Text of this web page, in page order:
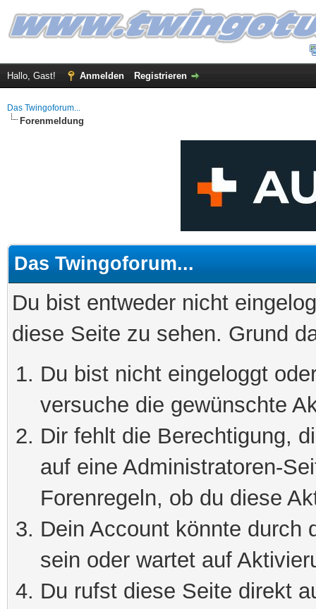
Hallo, Gast! Anmelden Registrieren
Das Twingoforum...
Forenmeldung
Das Twingoforum...
Du bist entweder nicht
diese Seite zu sehen. Grund
Du bist nicht eingeloggt
versuche die gewünschte
Dir fehlt die Berechtigung,
auf eine Administratoren-
Forenregeln, ob du diese
Dein Account könnte durch
sein oder wartet auf
Du rufst diese Seite direkt